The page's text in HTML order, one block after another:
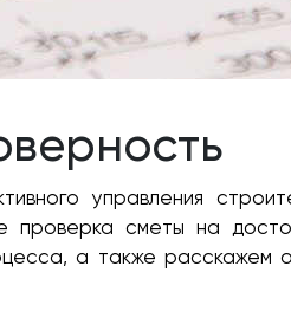
управления
проверка сметы на
а также расскажем